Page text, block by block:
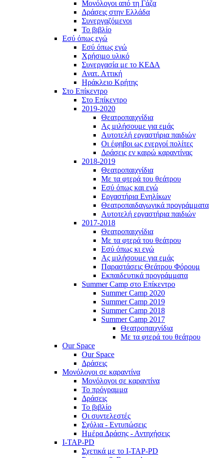
Μονόλογοι από τη Γάζα
Δράσεις στην Ελλάδα
Συνεργαζόμενοι
To βιβλίο
Εσύ όπως εγώ
Εσύ όπως εγώ
Χρήσιμο υλικό
Συνεργασία με το ΚΕΔΑ
Ανατ. Αττική
Ηράκλειο Κρήτης
Στο Επίκεντρο
Στο Επίκεντρο
2019-2020
Θεατροπαιχνίδια
Ας μιλήσουμε για εμάς
Αυτοτελή εργαστήρια παιδιών
Οι έφηβοι ως ενεργοί πολίτες
Δράσεις εν καιρώ καραντίνας
2018-2019
Θεατροπαιχνίδια
Με τα φτερά του θεάτρου
Εσύ όπως και εγώ
Εργαστήρια Ενηλίκων
Θεατροπαιδαγωγικά προγράμματα
Αυτοτελή εργαστήρια παιδιών
2017-2018
Θεατροπαιχνίδια
Με τα φτερά του θεάτρου
Εσύ όπως κι εγώ
Ας μιλήσουμε για εμάς
Παραστάσεις Θεάτρου Φόρουμ
Εκπαιδευτικά προγράμματα
Summer Camp στο Επίκεντρο
Summer Camp 2020
Summer Camp 2019
Summer Camp 2018
Summer Camp 2017
Θεατροπαιχνίδια
Με τα φτερά του θεάτρου
Our Space
Our Space
Δράσεις
Μονόλογοι σε καραντίνα
Μονόλογοι σε καραντίνα
Το πρόγραμμα
Δράσεις
Το βιβλίο
Οι συντελεστές
Σχόλια - Εντυπώσεις
Ημέρα Δράσης - Αντηχήσεις
I-TAP-PD
Σχετικά με το I-TAP-PD